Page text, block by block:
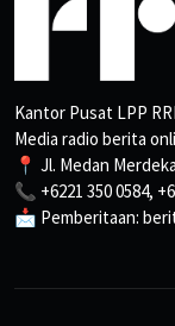
Kantor Pusat LPP RRI
Media radio berita
📍 Jl. Medan
📞 +6221 350 0584,
📩 Pemberitaan: